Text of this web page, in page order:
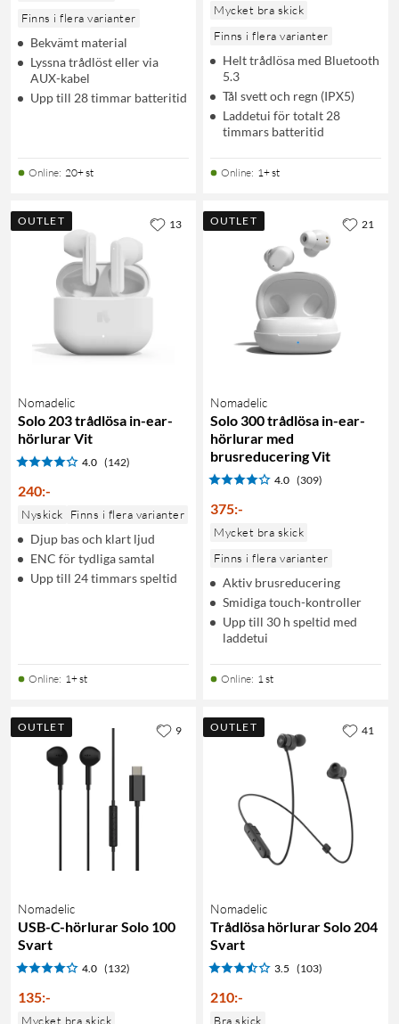
Finns i flera varianter
Bekvämt material
Lyssna trådlöst eller via
AUX-kabel
Upp till 28 timmar batteritid
Online: 20+ st
Mycket bra skick
Finns i flera varianter
Helt trådlösa med Bluetooth
5.3
Tål svett och regn (IPX5)
Laddetui för totalt 28
timmars batteritid
Online: 1+ st
OUTLET
Nomadelic
Solo 203 trådlösa in-ear-
hörlurar Vit
4.0 (142)
240:-
Nyskick Finns i flera varianter
Djup bas och klart ljud
ENC för tydliga samtal
Upp till 24 timmars speltid
Online: 1+ st
13 OUTLET
Nomadelic
Solo 300 trådlösa in-ear-
hörlurar med
brusreducering Vit
4.0 (309)
375:-
Mycket bra skick
Finns i flera varianter
Aktiv brusreducering
Smidiga touch-kontroller
Upp till 30 h speltid med
laddetui
Online: 1 st
21
OUTLET
Nomadelic
USB-C-hörlurar Solo 100
Svart
4.0 (132)
135:-
Mycket bra skick
9 OUTLET
Nomadelic
Trådlösa hörlurar Solo 204
Svart
3.5 (103)
210:-
Bra skick
41